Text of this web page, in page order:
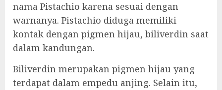
nama Pistachio karena sesuai dengan
warnanya. Pistachio diduga memiliki
kontak dengan pigmen hijau, biliverdin saat
dalam kandungan.
Biliverdin merupakan pigmen hijau yang
terdapat dalam empedu anjing. Selain itu,